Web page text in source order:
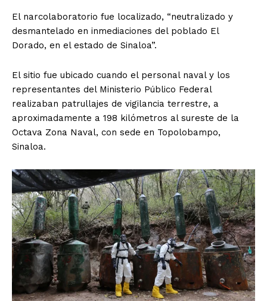
El narcolaboratorio fue localizado, “neutralizado y
desmantelado en inmediaciones del poblado El
Dorado, en el estado de Sinaloa”.
El sitio fue ubicado cuando el personal naval y los
representantes del Ministerio Público Federal
realizaban patrullajes de vigilancia terrestre, a
aproximadamente a 198 kilómetros al sureste de la
Octava Zona Naval, con sede en Topolobampo,
Sinaloa.